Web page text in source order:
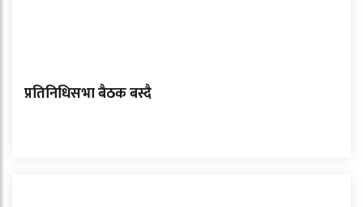
प्रतिनिधिसभा बैठक बस्दै